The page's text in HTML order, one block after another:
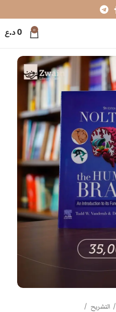
0
0د.ع
التشريح